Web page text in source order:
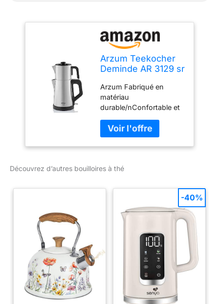
Arzum Teekocher
Deminde AR 3129 sr
Arzum Fabriqué en
matériau
durable/nConfortable et
à un usage quotidien
Capacité : 1,0 litre Poids
de l'article : 4,3 livres
inoxydable
Découvrez d’autres bouilloires à thé
-40%